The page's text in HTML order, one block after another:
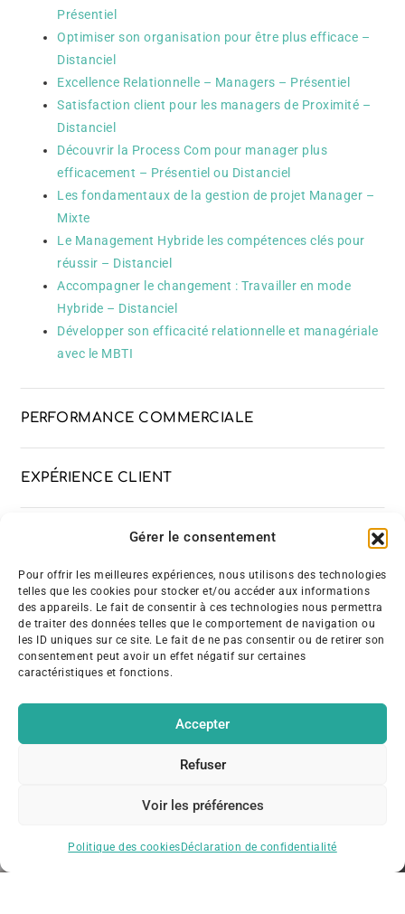
Gérer le consentement
Pour offrir les meilleures expériences, nous utilisons des technologies
telles que les cookies pour stocker et/ou accéder aux informations
des appareils. Le fait de consentir à ces technologies nous permettra
de traiter des données telles que le comportement de navigation ou
les ID uniques sur ce site. Le fait de ne pas consentir ou de retirer son
consentement peut avoir un effet négatif sur certaines
caractéristiques et fonctions.
Accepter
Refuser
Voir les préférences
Politique des cookies Déclaration de confidentialité
Présentiel
Optimiser son organisation pour être plus efficace –
Distanciel
Excellence Relationnelle – Managers – Présentiel
Satisfaction client pour les managers de Proximité –
Distanciel
Découvrir la Process Com pour manager plus
efficacement – Présentiel ou Distanciel
Les fondamentaux de la gestion de projet Manager –
Mixte
Le Management Hybride les compétences clés pour
réussir – Distanciel
Accompagner le changement : Travailler en mode
Hybride – Distanciel
Développer son efficacité relationnelle et managériale
avec le MBTI
PERFORMANCE COMMERCIALE
EXPÉRIENCE CLIENT
DÉVELOPPEMENT DES COMPÉTENCES
ANIMATION À DISTANCE
Vous avez une question?
N’hésitez pas à nous contacter pour nous parler de
CONTACTEZ-NOUS